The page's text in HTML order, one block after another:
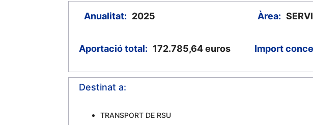
Anualitat: 2025 Àrea:
Aportació total: 172.785,64 euros Import
Destinat a:
TRANSPORT DE RSU